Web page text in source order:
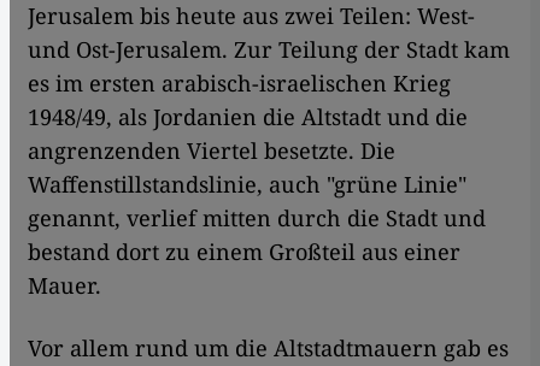
Jerusalem bis heute aus zwei Teilen: West-
und Ost-Jerusalem. Zur Teilung der Stadt kam
es im ersten arabisch-israelischen Krieg
1948/49, als Jordanien die Altstadt und die
angrenzenden Viertel besetzte. Die
Waffenstillstandslinie, auch "grüne Linie"
genannt, verlief mitten durch die Stadt und
bestand dort zu einem Großteil aus einer
Mauer.
Vor allem rund um die Altstadtmauern gab es